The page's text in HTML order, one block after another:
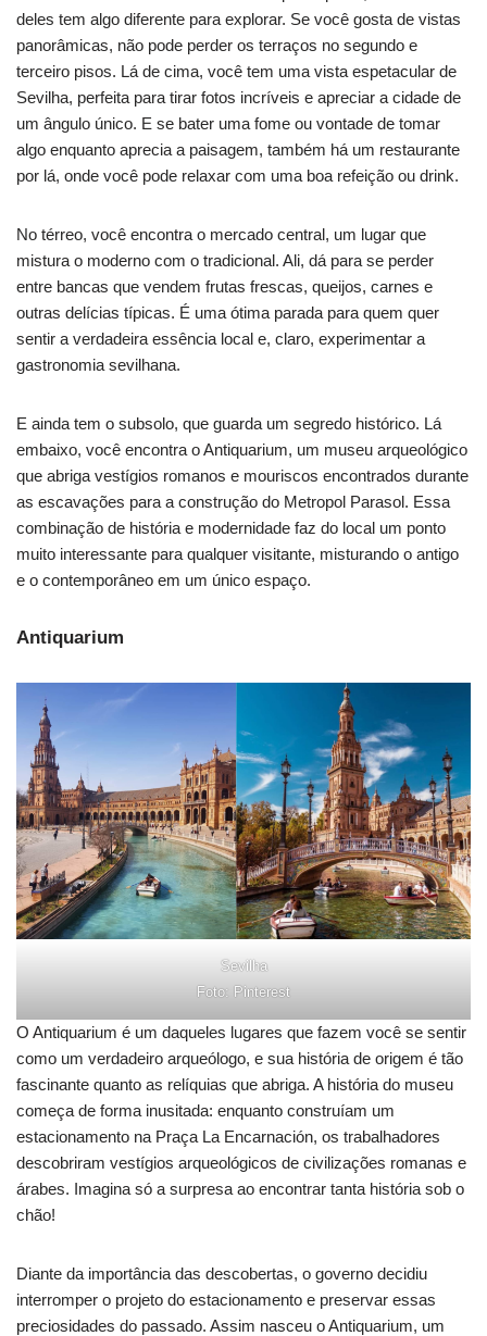
deles tem algo diferente para explorar. Se você gosta de vistas
panorâmicas, não pode perder os terraços no segundo e
terceiro pisos. Lá de cima, você tem uma vista espetacular de
Sevilha, perfeita para tirar fotos incríveis e apreciar a cidade de
um ângulo único. E se bater uma fome ou vontade de tomar
algo enquanto aprecia a paisagem, também há um restaurante
por lá, onde você pode relaxar com uma boa refeição ou drink.
No térreo, você encontra o mercado central, um lugar que
mistura o moderno com o tradicional. Ali, dá para se perder
entre bancas que vendem frutas frescas, queijos, carnes e
outras delícias típicas. É uma ótima parada para quem quer
sentir a verdadeira essência local e, claro, experimentar a
gastronomia sevilhana.
E ainda tem o subsolo, que guarda um segredo histórico. Lá
embaixo, você encontra o Antiquarium, um museu arqueológico
que abriga vestígios romanos e mouriscos encontrados durante
as escavações para a construção do Metropol Parasol. Essa
combinação de história e modernidade faz do local um ponto
muito interessante para qualquer visitante, misturando o antigo
e o contemporâneo em um único espaço.
Antiquarium
Sevilha
Foto: Pinterest
O Antiquarium é um daqueles lugares que fazem você se sentir
como um verdadeiro arqueólogo, e sua história de origem é tão
fascinante quanto as relíquias que abriga. A história do museu
começa de forma inusitada: enquanto construíam um
estacionamento na Praça La Encarnación, os trabalhadores
descobriram vestígios arqueológicos de civilizações romanas e
árabes. Imagina só a surpresa ao encontrar tanta história sob o
chão!
Diante da importância das descobertas, o governo decidiu
interromper o projeto do estacionamento e preservar essas
preciosidades do passado. Assim nasceu o Antiquarium, um